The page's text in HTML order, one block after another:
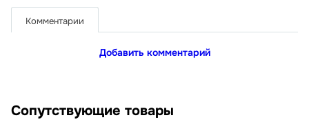
Комментарии
Добавить комментарий
Сопутствующие товары